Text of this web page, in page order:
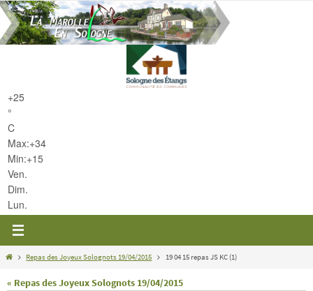
Passer
vers
le
+25
°
C
Max:+34
Min:+15
Ven.
Dim.
Lun.
HomeRepas des Joyeux Solognots 19/04/2015 19 04 15 repas JS KC (1)
« Repas des Joyeux Solognots 19/04/2015